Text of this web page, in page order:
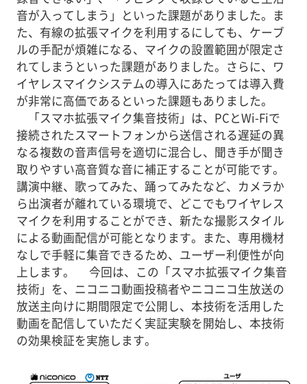
音が入ってしまう」といった課題がありました。ま
た、有線の拡張マイクを利用するにしても、ケーブ
ルの手配が煩雑になる、マイクの設置範囲が限定さ
れてしまうといった課題がありました。さらに、ワ
イヤレスマイクシステムの導入にあたっては導入費
が非常に高価であるといった課題もありました。
「スマホ拡張マイク集音技術」は、PCとWi-Fiで
接続されたスマートフォンから送信される遅延の異
なる複数の音声信号を適切に混合し、聞き手が聞き
取りやすい高音質な音に補正することが可能です。
講演中継、歌ってみた、踊ってみたなど、カメラか
ら出演者が離れている環境で、どこでもワイヤレス
マイクを利用することができ、新たな撮影スタイル
による動画配信が可能となります。また、専用機材
なしで手軽に集音できるため、ユーザー利便性が向
上します。 今回は、この「スマホ拡張マイク集音
技術」を、ニコニコ動画投稿者やニコニコ生放送の
放送主向けに期間限定で公開し、本技術を活用した
動画を配信していただく実証実験を開始し、本技術
の効果検証を実施します。